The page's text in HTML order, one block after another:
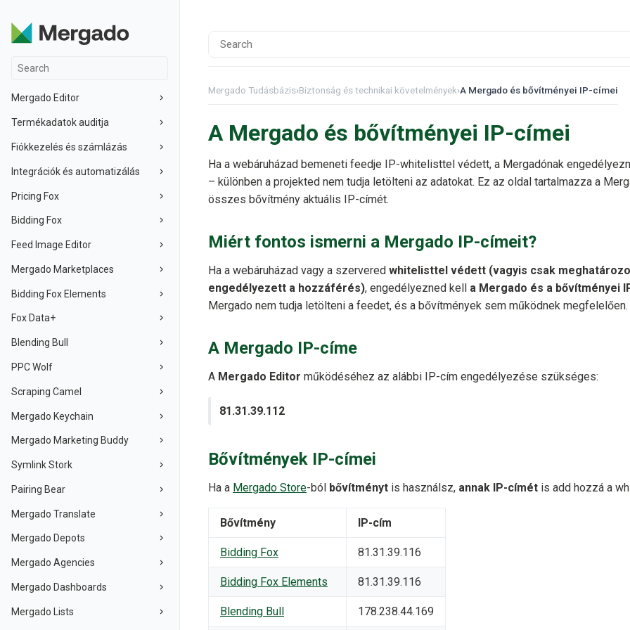
Mergado Editor
Termékadatok auditja
Fiókkezelés és számlázás
Integrációk és automatizálás
Pricing Fox
Bidding Fox
Feed Image Editor
Mergado Marketplaces
Bidding Fox Elements
Fox Data+
Blending Bull
PPC Wolf
Scraping Camel
Mergado Keychain
Mergado Marketing Buddy
Symlink Stork
Pairing Bear
Mergado Translate
Mergado Depots
Mergado Agencies
Mergado Dashboards
Mergado Lists
Mergado Tudásbázis›Biztonság és technikai követelmények›A Mergado és bővítményei IP-címei
A Mergado és bővítményei IP-címei
Ha a webáruházad bemeneti feedje IP-whitelisttel védett, a Mergadónak
– különben a projekted nem tudja letölteni az adatokat. Ez az oldal tartalmazza a
összes bővítmény aktuális IP-címét.
Miért fontos ismerni a Mergado IP-címeit?
Ha a webáruházad vagy a szervered whitelisttel védett (vagyis csak
engedélyezett a hozzáférés), engedélyezned kell a Mergado és a bővítményei
Mergado nem tudja letölteni a feedet, és a bővítmények sem működnek megfelelően.
A Mergado IP-címe
A Mergado Editor működéséhez az alábbi IP-cím engedélyezése szükséges:
81.31.39.112
Bővítmények IP-címei
Ha a Mergado Store-ból bővítményt is használsz, annak IP-címét is add hozzá a
Bővítmény IP-cím
Bidding Fox 81.31.39.116
Bidding Fox Elements 81.31.39.116
Blending Bull 178.238.44.169